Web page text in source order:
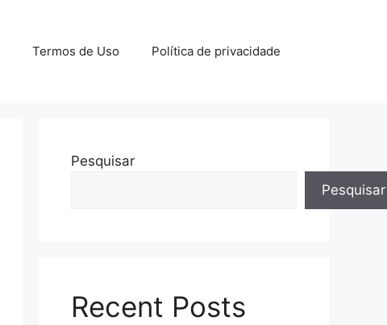
Termos de Uso Política de privacidade
Pesquisar
Pesquisar
Recent Posts